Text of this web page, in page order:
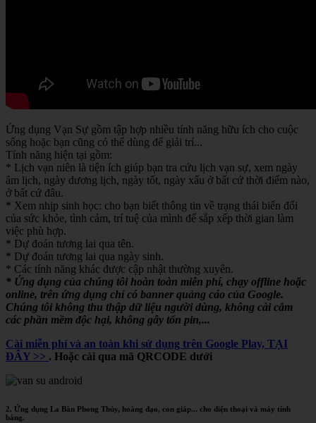
Ứng dụng Vạn Sự gồm tập hợp nhiều tính năng hữu ích cho cuộc
sống hoặc bạn cũng có thể dùng để giải trí...
Tính năng hiện tại gồm:
* Lịch vạn niên là tiện ích giúp bạn tra cứu lịch vạn sự, xem ngày
âm lịch, ngày dương lịch, ngày tốt, ngày xấu ở bất cứ thời điểm nào,
ở bất cứ đâu.
* Xem nhịp sinh học: cho bạn biết thông tin về trạng thái biến đổi
của sức khỏe, tình cảm, trí tuệ của mình để sắp xếp thời gian làm
việc phù hợp.
* Dự đoán tương lai qua tên.
* Dự đoán tương lai qua ngày sinh.
* Các tính năng khác được cập nhật thường xuyên.
* Ứng dụng của chúng tôi hoàn toàn miễn phí, chạy offline hoặc
online, trên ứng dụng chỉ có banner quảng cáo của Google.
Chúng tôi không thu thập dữ liệu người dùng, không cài cắm
các phần mềm độc hại, không gây tốn pin,...
Cài miễn phí và an toàn khi sử dụng trên Google Play, TẠI
ĐÂY >> . Hoặc cài qua mã QRCODE dưới
2. Ứng dụng La Bàn Phong Thủy, hoàng đạo, con giáp... cho điện thoại và máy tính
bảng.